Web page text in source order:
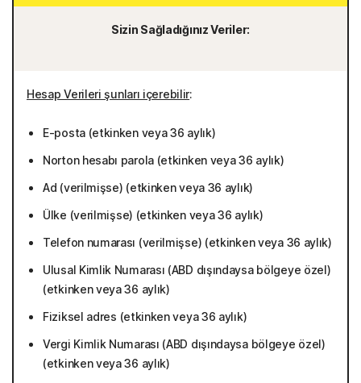
Sizin Sağladığınız Veriler:
Hesap Verileri şunları içerebilir:
E-posta (etkinken veya 36 aylık)
Norton hesabı parola (etkinken veya 36 aylık)
Ad (verilmişse) (etkinken veya 36 aylık)
Ülke (verilmişse) (etkinken veya 36 aylık)
Telefon numarası (verilmişse) (etkinken veya 36 aylık)
Ulusal Kimlik Numarası (ABD dışındaysa bölgeye özel)
(etkinken veya 36 aylık)
Fiziksel adres (etkinken veya 36 aylık)
Vergi Kimlik Numarası (ABD dışındaysa bölgeye özel)
(etkinken veya 36 aylık)